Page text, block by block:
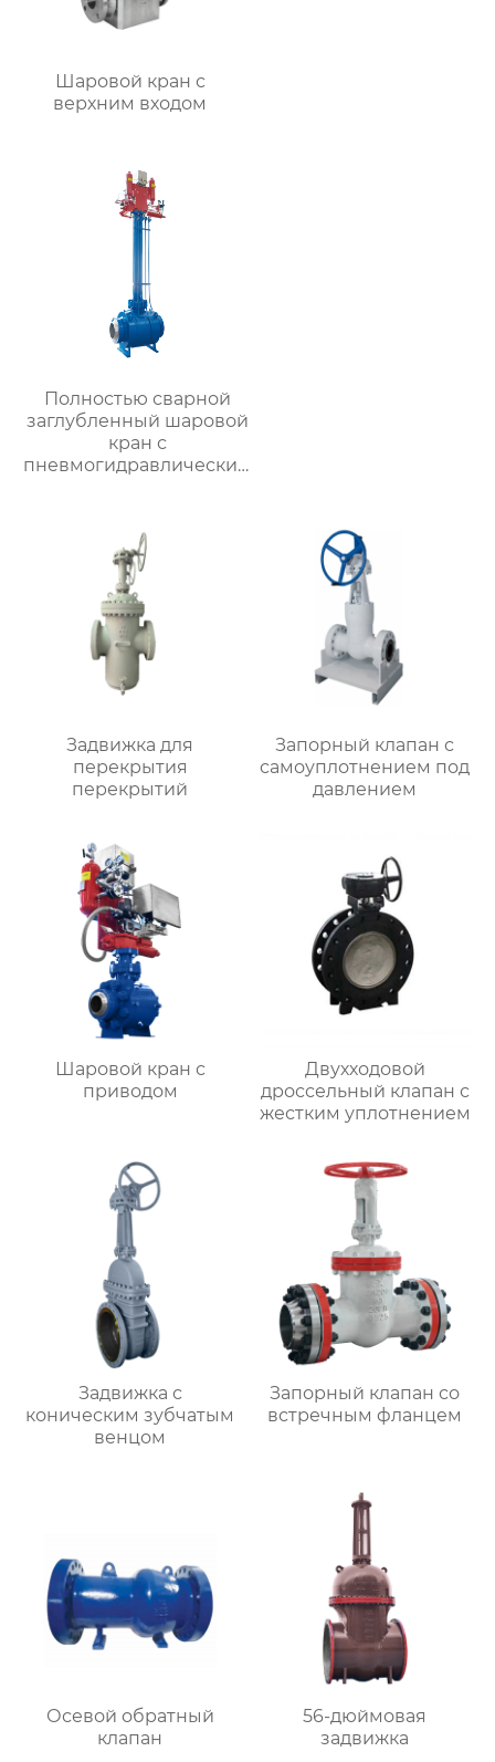
Шаровой кран с
верхним входом
Полностью сварной
заглубленный шаровой
кран с
пневмогидравлическим
Задвижка для
перекрытия
перекрытий
Запорный клапан с
самоуплотнением под
давлением
Шаровой кран с
приводом
Двухходовой
дроссельный клапан с
жестким уплотнением
Задвижка с
коническим зубчатым
венцом
Запорный клапан со
встречным фланцем
Осевой обратный
клапан
56-дюймовая
задвижка